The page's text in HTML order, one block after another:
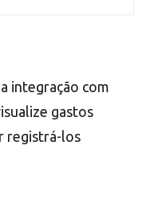
integração com
gastos
registrá-los